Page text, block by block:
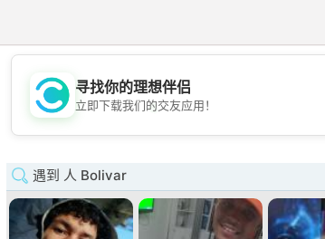
💖
寻找你的理想伴侣
立即下载我们的交友应用！
遇到 人 Bolivar